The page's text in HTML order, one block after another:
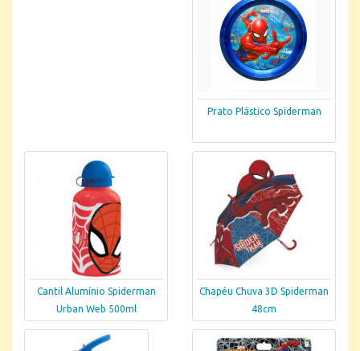
Prato Plástico Spiderman
Cantil Alumínio Spiderman
Urban Web 500ml
Chapéu Chuva 3D Spiderman
48cm